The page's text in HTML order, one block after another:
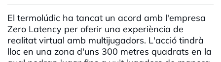
El termolúdic ha tancat un acord amb l'empresa
Zero Latency per oferir una experiència de
realitat virtual amb multijugadors. L'acció tindrà
lloc en una zona d'uns 300 metres quadrats en la